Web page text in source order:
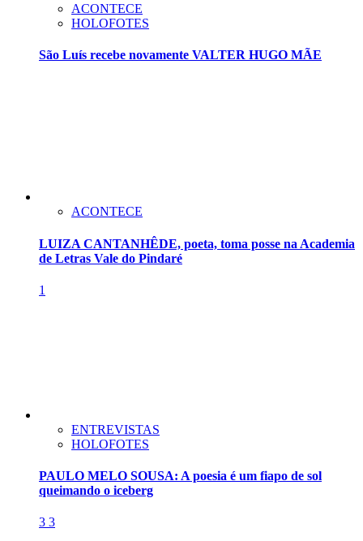
ACONTECE
HOLOFOTES
São Luís recebe novamente VALTER HUGO MÃE
ACONTECE
LUIZA CANTANHÊDE, poeta, toma posse na Academia
de Letras Vale do Pindaré
1
ENTREVISTAS
HOLOFOTES
PAULO MELO SOUSA: A poesia é um fiapo de sol
queimando o iceberg
3 3